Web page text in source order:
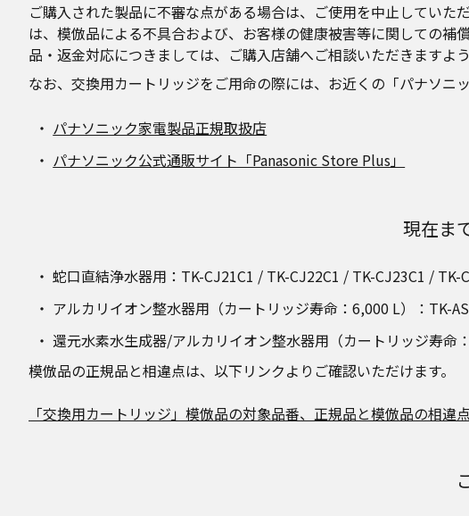
ご購入された製品に不審な点がある場合は、ご使用を中止してい
は、模倣品による不具合および、お客様の健康被害等に関しての
品・返金対応につきましては、ご購入店舗へご相談いただきますよ
なお、交換用カートリッジをご用命の際には、お近くの「パナソニ
パナソニック家電製品正規取扱店
パナソニック公式通販サイト「Panasonic Store Plus」
現在ま
蛇口直結浄水器用：TK-CJ21C1 / TK-CJ22C1 / TK-CJ23C1 / TK-
アルカリイオン整水器用（カートリッジ寿命：6,000 L）：TK-
還元水素水生成器/アルカリイオン整水器用（カートリッジ寿命
模倣品の正規品と相違点は、以下リンクよりご確認いただけます。
「交換用カートリッジ」模倣品の対象品番、正規品と模倣品の相違点